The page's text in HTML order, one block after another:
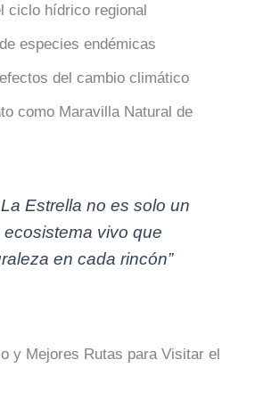
ciclo hídrico regional
especies endémicas
del cambio climático
como Maravilla Natural de
Estrella no es solo un
ecosistema vivo que
en cada rincón”
y Mejores Rutas para Visitar el